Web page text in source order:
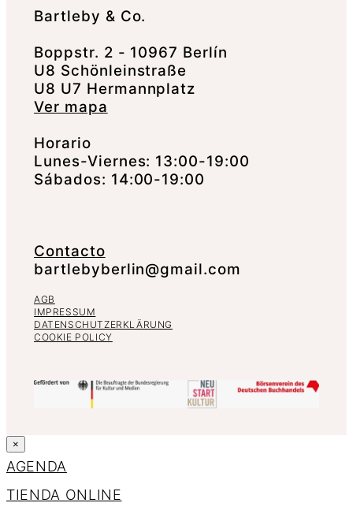
Bartleby & Co.
Boppstr. 2 - 10967 Berlín
U8 Schönleinstraße
U8 U7 Hermannplatz
Ver mapa
Horario
Lunes-Viernes: 13:00-19:00
Sábados: 14:00-19:00
Contacto
bartlebyberlin@gmail.com
AGB
IMPRESSUM
DATENSCHUTZERKLÄRUNG
COOKIE POLICY
×
AGENDA
TIENDA ONLINE